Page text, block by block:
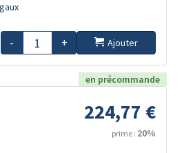
- + Ajouter
en précommande
224,77 €
prime : 20%